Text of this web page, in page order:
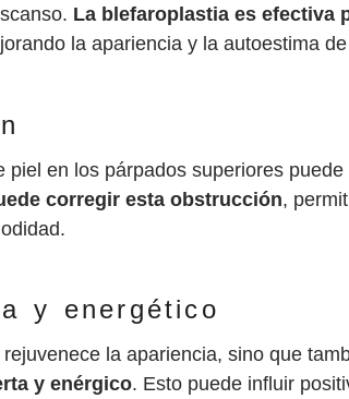
La blefaroplastia es efectiva
la apariencia y la autoestima
piel en los párpados superiores
corregir esta obstrucción,
y energético
la apariencia, sino que
y enérgico. Esto puede influir